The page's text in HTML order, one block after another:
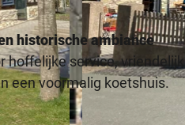
historische ambiance
service,
een voormalig koetshuis.